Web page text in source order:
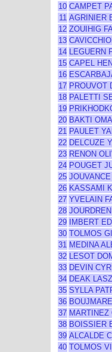
10 CAMPET
11 AGRINIER
12 ZOUIHIG
13
14 LEGUERN
15 CAPEL
16
17 PROUVOT
18 PALETTI
19
20 BAKTI
21 PAULET
22 DELCUZE
23 RENON
24 POUGET
25
26 KASSAMI
27 YVELAIN
28
29
IMBERT
30 TOLMOS
31 MEDINA
32 LESOT
33 DEVIN
34 DEAK
35 SYLLA
36
37 MARTINEZ
38 BOISSIER
39 ALCALDE
40 TOLMOS